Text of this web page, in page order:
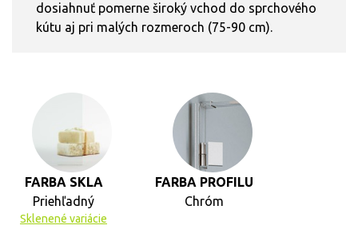
dosiahnuť pomerne široký vchod do sprchového
kútu aj pri malých rozmeroch (75-90 cm).
FARBA SKLA
Priehľadný
Sklenené variácie
FARBA PROFILU
Chróm